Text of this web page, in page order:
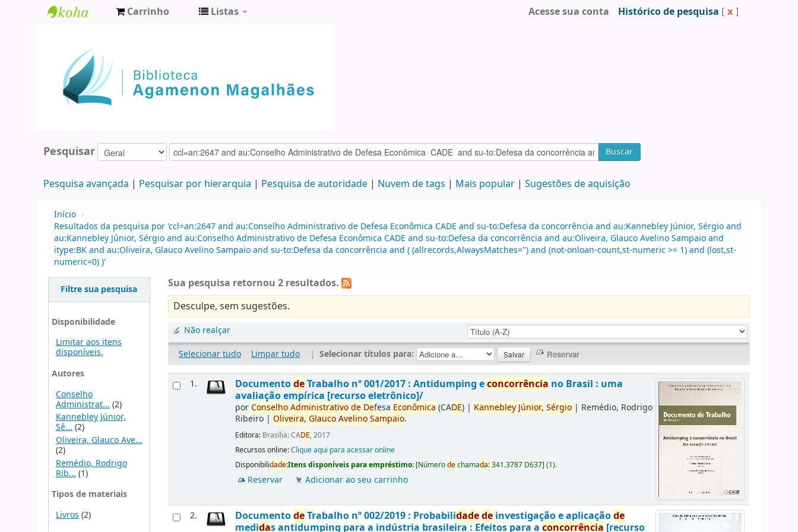
Agamenon
Magalhães
Carrinho Listas Acesse sua conta Histórico de pesquisa [ x ]
Pesquisar Buscar
Pesquisa avançada Pesquisar por hierarquia Pesquisa de autoridade Nuvem de tags Mais popular Sugestões de aquisição
Início ›
Resultados da pesquisa por 'ccl=an:2647 and au:Conselho Administrativo de Defesa Econômica CADE and su-to:Defesa da concorrência and au:Kannebley Júnior, Sérgio and
au:Kannebley Júnior, Sérgio and au:Conselho Administrativo de Defesa Econômica CADE and su-to:Defesa da concorrência and au:Oliveira, Glauco Avelino Sampaio and
itype:BK and au:Oliveira, Glauco Avelino Sampaio and su-to:Defesa da concorrência and ( (allrecords,AlwaysMatches='') and (not-onloan-count,st-numeric >= 1) and (lost,st-
numeric=0) )'
Filtre sua pesquisa
Disponibilidade
Limitar aos itens
disponíveis.
Autores
Conselho
Administrat... (2)
Kannebley Júnior,
Sé...(2)
Oliveira, Glauco Ave...
(2)
Remédio, Rodrigo
Rib... (1)
Tipos de materiais
Livros (2)
Sua pesquisa retornou 2 resultados.
Desculpe, sem sugestões.
Não realçar
Selecionar tudo
Limpar tudo | Selecionar títulos para:
1. DocumentodeTrabalho nº 001/2017 : Antidumping econcorrência no Brasil : uma
avaliação empírica [recurso eletrônico]/
porConselhoAdministrativode Defesa Econômica (CADE) | KannebleyJúnior, Sérgio | Remédio, Rodrigo
Ribeiro |Oliveira, GlaucoAvelinoSampaio.
Editora: Brasília: CADE, 2017
Recursos online:Clique aqui para acessar online
Disponibilidade:Itens disponíveis para empréstimo: [Númerodechamada:341.3787 D637](1).
Reservar Adicionar ao seu carrinho
2. DocumentodeTrabalho nº 002/2019 : Probabilidadede investigação e aplicaçãode
medidas antidumping para a indústria brasileira : Efeitos para aconcorrência [recurso